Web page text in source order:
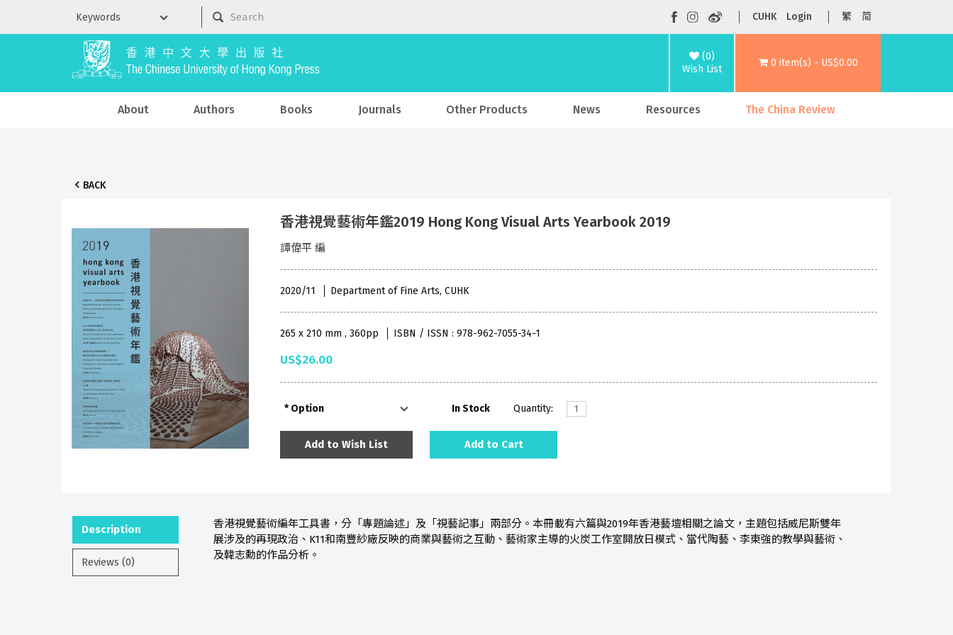
CUHK Login 繁 简
(0)
Wish List
0 item(s) - US$0.00
About Authors Books Journals Other Products News Resources The China Review
BACK
香港視覺藝術年鑑2019 Hong Kong Visual Arts Yearbook 2019
譚偉平 編
2020/11 Department of Fine Arts, CUHK
265 x 210 mm , 360pp ISBN / ISSN : 978-962-7055-34-1
US$26.00
Option In Stock Quantity:
Add to Wish List Add to Cart
Description
Reviews (0)
香港視覺藝術編年工具書，分「專題論述」及「視藝記事」兩部分。本冊載有六篇與2019年香港藝壇相關之論文，主題包括威尼斯雙年
展涉及的再現政治、K11和南豐紗廠反映的商業與藝術之互動、藝術家主導的火炭工作室開放日模式、當代陶藝、李東強的教學與藝術、
及韓志勳的作品分析。